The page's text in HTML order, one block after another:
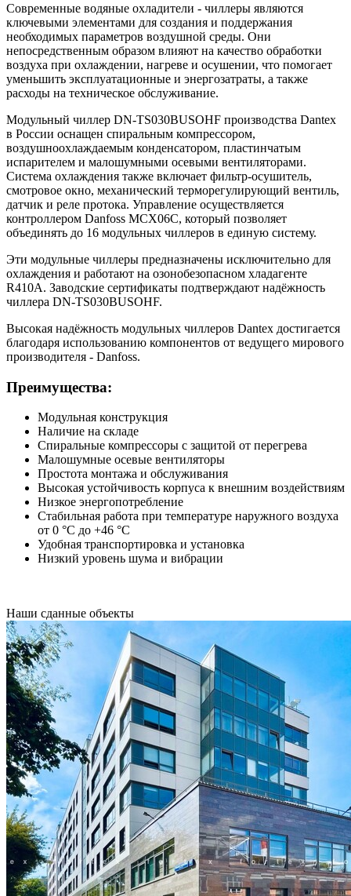
Современные водяные охладители - чиллеры являются
ключевыми элементами для создания и поддержания
необходимых параметров воздушной среды. Они
непосредственным образом влияют на качество обработки
воздуха при охлаждении, нагреве и осушении, что помогает
уменьшить эксплуатационные и энергозатраты, а также
расходы на техническое обслуживание.
Модульный чиллер DN-TS030BUSOHF производства Dantex
в России оснащен спиральным компрессором,
воздушноохлаждаемым конденсатором, пластинчатым
испарителем и малошумными осевыми вентиляторами.
Система охлаждения также включает фильтр-осушитель,
смотровое окно, механический терморегулирующий вентиль,
датчик и реле протока. Управление осуществляется
контроллером Danfoss MCX06C, который позволяет
объединять до 16 модульных чиллеров в единую систему.
Эти модульные чиллеры предназначены исключительно для
охлаждения и работают на озонобезопасном хладагенте
R410A. Заводские сертификаты подтверждают надёжность
чиллера DN-TS030BUSOHF.
Высокая надёжность модульных чиллеров Dantex достигается
благодаря использованию компонентов от ведущего мирового
производителя - Danfoss.
Преимущества:
Модульная конструкция
Наличие на складе
Спиральные компрессоры с защитой от перегрева
Малошумные осевые вентиляторы
Простота монтажа и обслуживания
Высокая устойчивость корпуса к внешним воздействиям
Низкое энергопотребление
Стабильная работа при температуре наружного воздуха
от 0 °С до +46 °С
Удобная транспортировка и установка
Низкий уровень шума и вибрации
Наши сданные объекты